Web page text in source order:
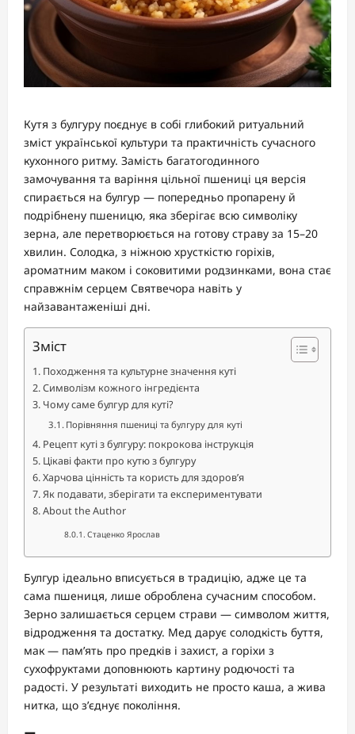
Кутя з булгуру поєднує в собі глибокий ритуальний
зміст української культури та практичність сучасного
кухонного ритму. Замість багатогодинного
замочування та варіння цільної пшениці ця версія
спирається на булгур — попередньо пропарену й
подрібнену пшеницю, яка зберігає всю символіку
зерна, але перетворюється на готову страву за 15–20
хвилин. Солодка, з ніжною хрусткістю горіхів,
ароматним маком і соковитими родзинками, вона стає
справжнім серцем Святвечора навіть у
найзавантаженіші дні.
Зміст
Походження та культурне значення куті
Символізм кожного інгредієнта
Чому саме булгур для куті?
Порівняння пшениці та булгуру для куті
Рецепт куті з булгуру: покрокова інструкція
Цікаві факти про кутю з булгуру
Харчова цінність та користь для здоров’я
Як подавати, зберігати та експериментувати
About the Author
Стаценко Ярослав
Булгур ідеально вписується в традицію, адже це та
сама пшениця, лише оброблена сучасним способом.
Зерно залишається серцем страви — символом життя,
відродження та достатку. Мед дарує солодкість буття,
мак — пам’ять про предків і захист, а горіхи з
сухофруктами доповнюють картину родючості та
радості. У результаті виходить не просто каша, а жива
нитка, що з’єднує покоління.